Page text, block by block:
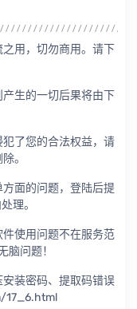
用，切勿商用。请下
生的一切后果将由下
了您的合法权益，请
。
面的问题，登陆后提
理。
使用问题不在服务范
脑问题！
装密码、提取码错误
17_6.html